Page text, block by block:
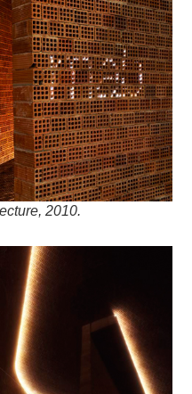
2010.